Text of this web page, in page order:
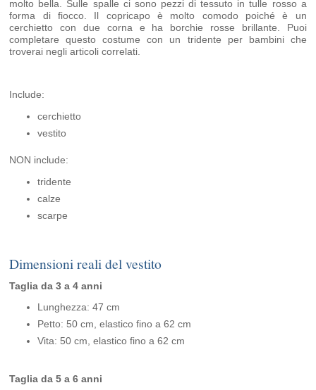
molto bella. Sulle spalle ci sono pezzi di tessuto in tulle rosso a
forma di fiocco. Il copricapo è molto comodo poiché è un
cerchietto con due corna e ha borchie rosse brillante. Puoi
completare questo costume con un tridente per bambini che
troverai negli articoli correlati.
Include:
cerchietto
vestito
NON include:
tridente
calze
scarpe
Dimensioni reali del vestito
Taglia da 3 a 4 anni
Lunghezza: 47 cm
Petto: 50 cm, elastico fino a 62 cm
Vita: 50 cm, elastico fino a 62 cm
Taglia da 5 a 6 anni